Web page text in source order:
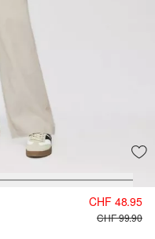
CHF 48.95
CHF 99.90